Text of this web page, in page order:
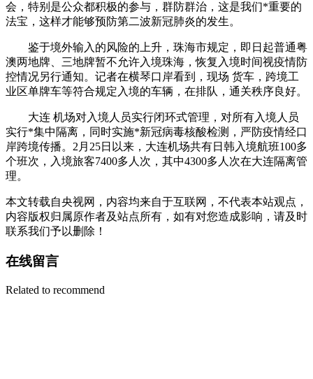
会，特别是公众都积极的参与，群防群治，这是我们*重要的
法宝，这样才能够预防第二波新冠肺炎的发生。
鉴于境外输入的风险的上升，珠海市规定，即日起普通粤
澳两地牌、三地牌暂不允许入境珠海，恢复入境时间视疫情防
控情况另行通知。记者在横琴口岸看到，现场 货车，跨境工
业区单牌车等符合规定入境的车辆，在排队，通关秩序良好。
大连 机场对入境人员实行闭环式管理，对所有入境人员
实行*集中隔离，同时实施*新冠病毒核酸检测，严防疫情经口
岸跨境传播。2月25日以来，大连机场共有日韩入境航班100多
个班次，入境旅客7400多人次，其中4300多人次在大连隔离管
理。
本文转载自央视网，内容均来自于互联网，不代表本站观点，
内容版权归属原作者及站点所有，如有对您造成影响，请及时
联系我们予以删除！
在线留言
Related to recommend